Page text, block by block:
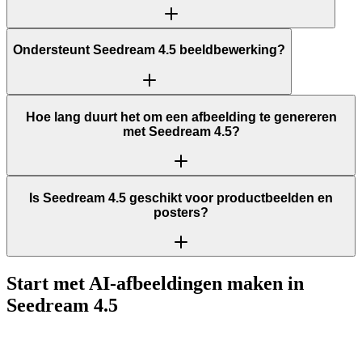
Ondersteunt Seedream 4.5 beeldbewerking?
Hoe lang duurt het om een afbeelding te genereren
met Seedream 4.5?
Is Seedream 4.5 geschikt voor productbeelden en
posters?
Start met AI-afbeeldingen maken in
Seedream 4.5